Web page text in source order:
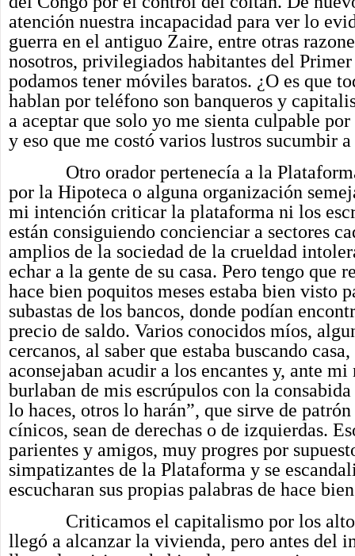
atención nuestra incapacidad para ver lo
guerra en el antiguo Zaire, entre otras
nosotros, privilegiados habitantes del
podamos tener móviles baratos. ¿O es que
hablan por teléfono son banqueros y
a aceptar que solo yo me sienta culpable
y eso que me costó varios lustros sucumbir
Otro orador pertenecía a la Plataforma
por la Hipoteca o alguna organización
mi intención criticar la plataforma ni los
están consiguiendo concienciar a sectores
amplios de la sociedad de la crueldad
echar a la gente de su casa. Pero tengo que
hace bien poquitos meses estaba bien visto
subastas de los bancos, donde podían
precio de saldo. Varios conocidos míos,
cercanos, al saber que estaba buscando
aconsejaban acudir a los encantes y, ante mi
burlaban de mis escrúpulos con la
lo haces, otros lo harán”, que sirve de
cínicos, sean de derechas o de izquierdas.
parientes y amigos, muy progres por
simpatizantes de la Plataforma y se
escucharan sus propias palabras de hace
Criticamos el capitalismo por los altos
llegó a alcanzar la vivienda, pero antes del